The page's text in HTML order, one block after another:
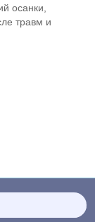
осанки,
травм и